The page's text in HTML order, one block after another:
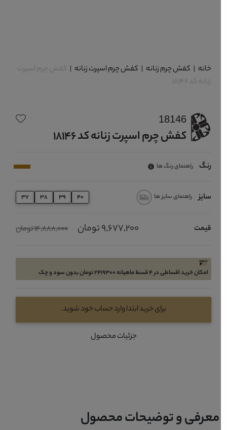
خانه | کفش چرم زنانه| کفش چرم اسپرت زنانه| کفش چرم اسپرت
زنانه کد 18146
18146
کفش چرم اسپرت زنانه کد 18146
رنگ راهنمای رنگ ها
سایز راهنمای سایز ها 37 38 39
قیمت 9,677,200 تومان 14,888,000 تومان
امکان خرید اقساطی در 4 قسط ماهیانه 2419300 تومان بدون سود و چک
برای خرید ابتدا وارد حساب خود شوید.
جزئیات محصول
معرفی و توضیحات محصول